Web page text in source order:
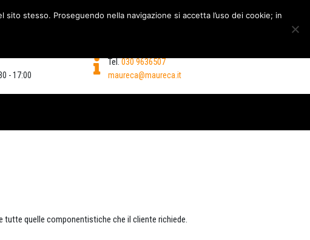
UTENSILI
- 17:00
Tel.030 9636507
maureca@maureca.it
quelle componentistiche che il cliente richiede.
stesso. Proseguendo nella navigazione si accetta l’uso dei cookie; in